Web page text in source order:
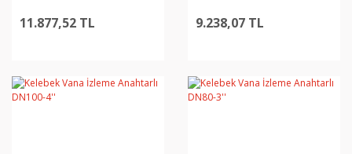
11.877,52 TL 9.238,07 TL